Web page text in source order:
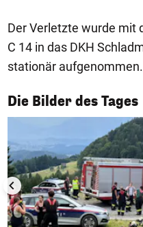
Der Verletzte wurde mit
C 14 in das DKH
stationär aufgenommen.
Die Bilder des Tages
1/50